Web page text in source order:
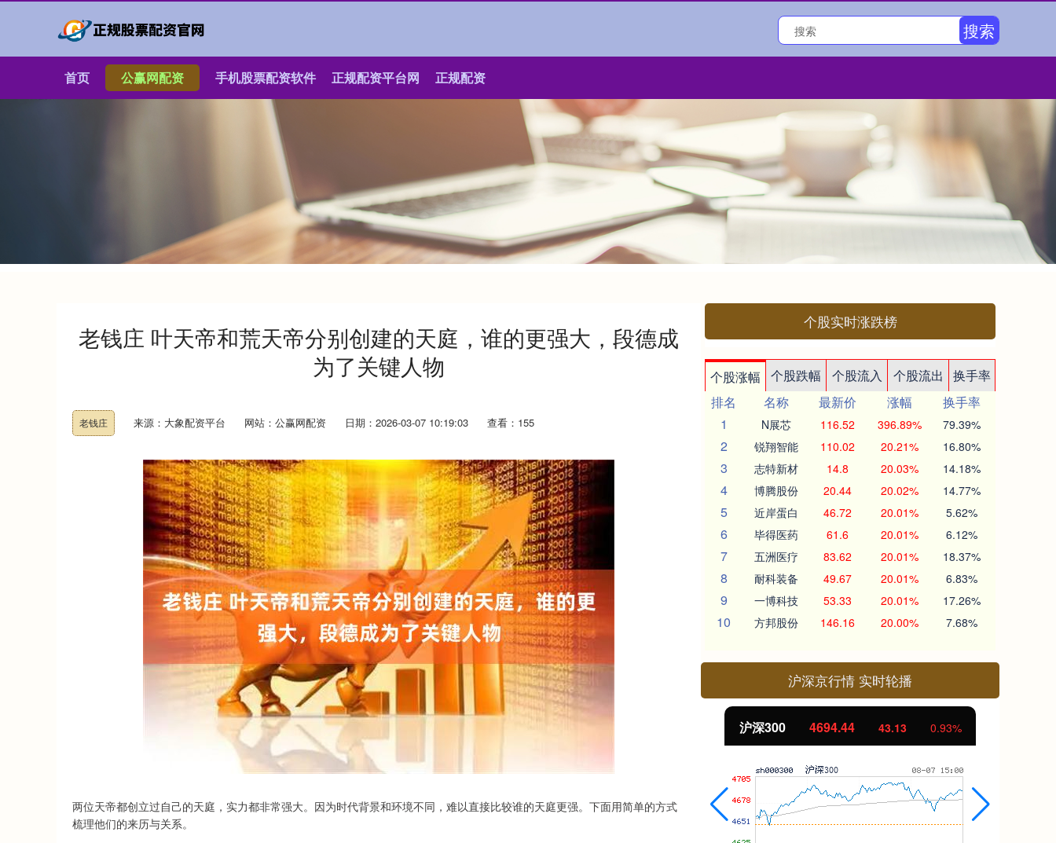
搜索
首页 公赢网配资 手机股票配资软件 正规配资平台网 正规配资
老钱庄 叶天帝和荒天帝分别创建的天庭，谁的更强大，段德成
为了关键人物
老钱庄 来源：大象配资平台 网站：公赢网配资 日期：2026-03-07 10:19:03 查看：155
两位天帝都创立过自己的天庭，实力都非常强大。因为时代背景和环境不同，难以直接比较谁的天庭更强。下面用简单的方式
梳理他们的来历与关系。
个股实时涨跌榜
个股涨幅 个股跌幅 个股流入 个股流出
换手率
排名
名称 最新价 涨幅
换手率
1
N展芯 116.52 396.89% 79.39%
2 锐翔智能 110.02 20.21% 16.80%
3 志特新材 14.8 20.03% 14.18%
4 博腾股份 20.44 20.02% 14.77%
5 近岸蛋白 46.72 20.01% 5.62%
6 毕得医药 61.6 20.01% 6.12%
7 五洲医疗 83.62 20.01% 18.37%
8 耐科装备 49.67 20.01% 6.83%
9 一博科技 53.33 20.01% 17.26%
10 方邦股份 146.16 20.00% 7.68%
沪深京行情 实时轮播
14311.01 200.89 1.42% 4694.44 北证50 1134.24 11.37 1.01%